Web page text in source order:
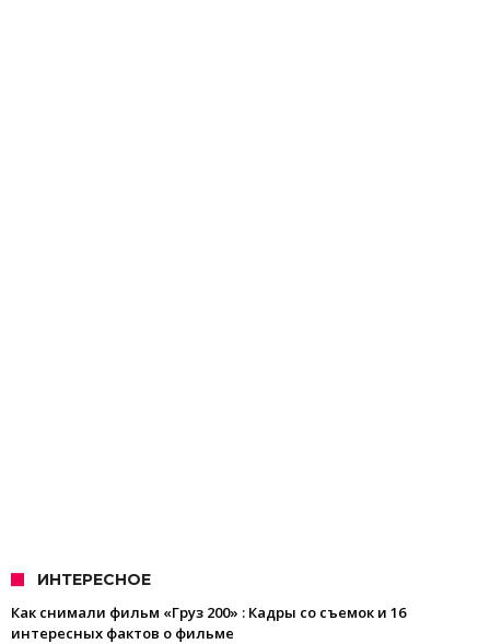
ИНТЕРЕСНОЕ
Как снимали фильм «Груз 200» : Кадры со съемок и 16
интересных фактов о фильме